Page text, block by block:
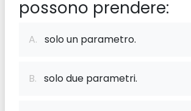
possono prendere:
A. solo un parametro.
B. solo due parametri.